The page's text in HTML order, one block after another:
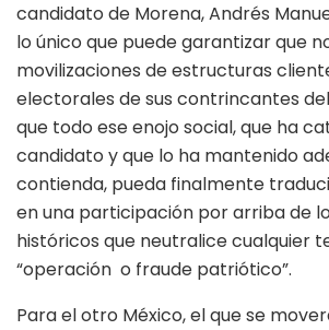
candidato de Morena, Andrés
lo único que puede garantizar que
movilizaciones de estructuras
electorales de sus contrincantes del
que todo ese enojo social, que ha
candidato y que lo ha mantenido
contienda, pueda finalmente
en una participación por arriba de
históricos que neutralice cualquier
“operación o fraude patriótico”.
Para el otro México, el que se